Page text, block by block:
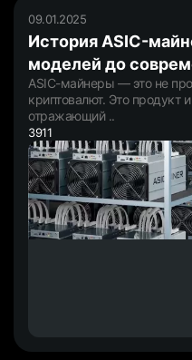
09.01.2025
История ASIC-
моделей до
ASIC-майнеры — это не
криптовалют. Это продукт
отражающий ..
3911